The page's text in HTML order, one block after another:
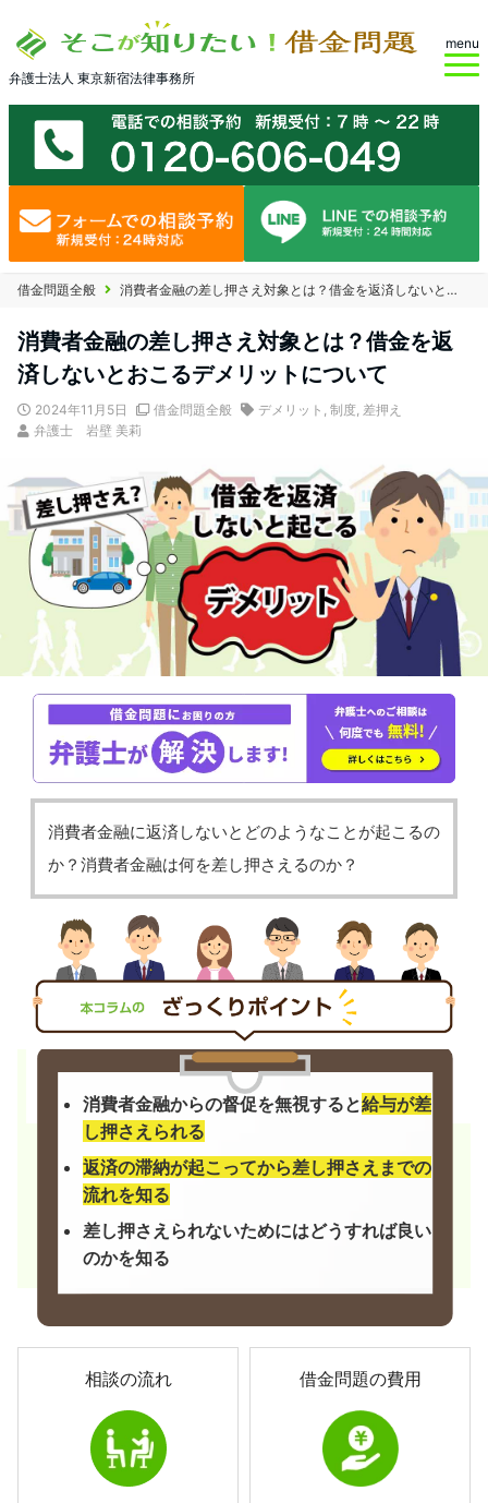
弁護士法人 東京新宿法律事務所
menu
借金問題全般 消費者金融の差し押さえ対象とは？借金を返済しないとおこるデメリットについて
消費者金融の差し押さえ対象とは？借金を返
済しないとおこるデメリットについて
2024年11月5日 借金問題全般 デメリット , 制度, 差押え
弁護士 岩壁 美莉
消費者金融に返済しないとどのようなことが起こるの
か？消費者金融は何を差し押さえるのか？
消費者金融からの督促を無視すると給与が差
し押さえられる
返済の滞納が起こってから差し押さえまでの
流れを知る
差し押さえられないためにはどうすれば良い
のかを知る
相談の流れ 借金問題の費用